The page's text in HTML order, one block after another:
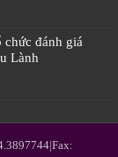
đánh giá
Lành